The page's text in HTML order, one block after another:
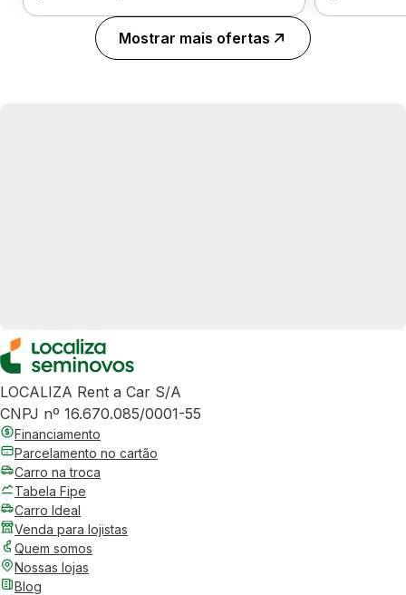
Mostrar mais ofertas
LOCALIZA Rent a Car S/A
CNPJ nº 16.670.085/0001-55
Financiamento
Parcelamento no cartão
Carro na troca
Tabela Fipe
Carro Ideal
Venda para lojistas
Quem somos
Nossas lojas
Blog